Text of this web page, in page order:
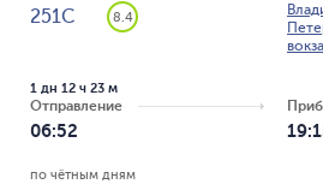
251С 8.4
Отправление
06:52
1 дн 12 ч 23 м
по чётным дням